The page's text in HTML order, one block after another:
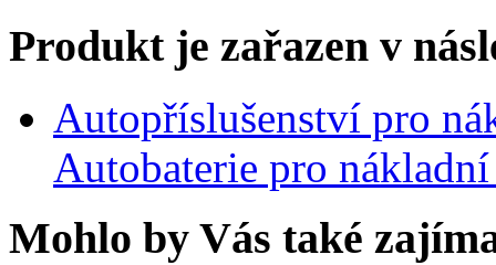
Produkt je zařazen v
Autopříslušenství pro
Autobaterie pro
Mohlo by Vás také